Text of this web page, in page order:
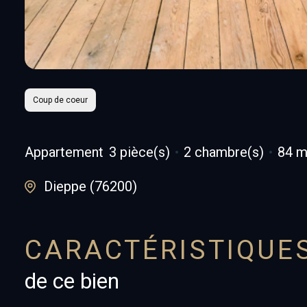
Coup de coeur
Appartement 3 pièce(s) 2 chambre(s) 84
Dieppe (76200)
de ce bien